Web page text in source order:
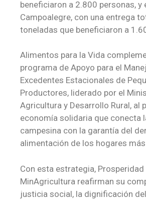
beneficiaron a 2.800 personas, y
Campoalegre, con una entrega
toneladas que beneficiaron a
Alimentos para la Vida
programa de Apoyo para el
Excedentes Estacionales de
Productores, liderado por el
Agricultura y Desarrollo Rural, al
economía solidaria que conecta
campesina con la garantía del
alimentación de los hogares
Con esta estrategia, Prosperidad
MinAgricultura reafirman su
justicia social, la dignificación